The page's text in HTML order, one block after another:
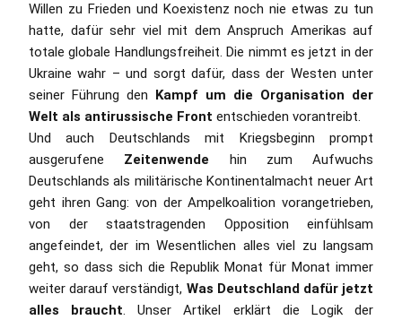
Willen zu Frieden und Koexistenz noch nie etwas zu tun
hatte, dafür sehr viel mit dem Anspruch Amerikas auf
totale globale Handlungsfreiheit. Die nimmt es jetzt in der
Ukraine wahr – und sorgt dafür, dass der Westen unter
seiner Führung den Kampf um die Organisation der
Welt als antirussische Front entschieden vorantreibt.
Und auch Deutschlands mit Kriegsbeginn prompt
ausgerufene Zeitenwende hin zum Aufwuchs
Deutschlands als militärische Kontinentalmacht neuer Art
geht ihren Gang: von der Ampelkoalition vorangetrieben,
von der staatstragenden Opposition einfühlsam
angefeindet, der im Wesentlichen alles viel zu langsam
geht, so dass sich die Republik Monat für Monat immer
weiter darauf verständigt, Was Deutschland dafür jetzt
alles braucht. Unser Artikel erklärt die Logik der